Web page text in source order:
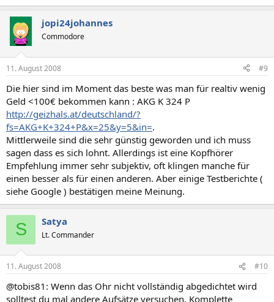
jopi24johannes
Commodore
11. August 2008 #9
Die hier sind im Moment das beste was man für realtiv wenig
Geld <100€ bekommen kann : AKG K 324 P
http://geizhals.at/deutschland/?
fs=AKG+K+324+P&x=25&y=5&in=.
Mittlerweile sind die sehr günstig geworden und ich muss
sagen dass es sich lohnt. Allerdings ist eine Kopfhörer
Empfehlung immer sehr subjektiv, oft klingen manche für
einen besser als für einen anderen. Aber einige Testberichte (
siehe Google ) bestätigen meine Meinung.
S Satya
Lt. Commander
11. August 2008 #10
@tobis81: Wenn das Ohr nicht vollständig abgedichtet wird
solltest du mal andere Aufsätze versuchen. Komplette